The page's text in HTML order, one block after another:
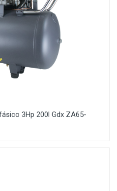
3Hp 200l Gdx ZA65-